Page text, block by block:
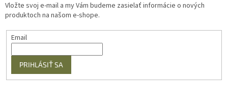
Vložte svoj e-mail a my Vám budeme zasielať informácie o nových
produktoch na našom e-shope.
Email
PRIHLÁSIŤ SA